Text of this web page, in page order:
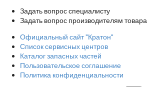
Задать вопрос специалисту
Задать вопрос производителям товара
Официальный сайт "Кратон"
Список сервисных центров
Каталог запасных частей
Пользовательское соглашение
Политика конфиденциальности